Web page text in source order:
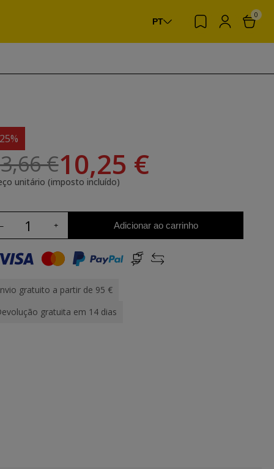
PT
0
€10,25 €
unitário (imposto incluído)
Adicionar ao carrinho
gratuito a partir de 95 €
gratuita em 14 dias